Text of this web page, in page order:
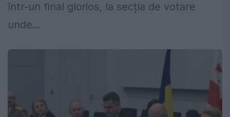
într-un final glorios, la secția de votare
unde...